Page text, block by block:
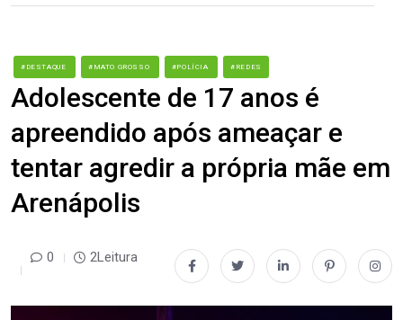
#DESTAQUE #MATO GROSSO #POLÍCIA #REDES
Adolescente de 17 anos é
apreendido após ameaçar e
tentar agredir a própria mãe em
Arenápolis
0 2Leitura